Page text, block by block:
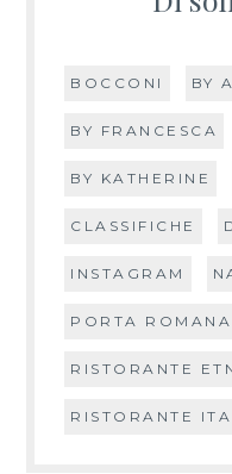
BOCCONI BY
BY FRANCESCA
BY KATHERINE
CLASSIFICHE
INSTAGRAM
PORTA ROMANA
RISTORANTE
RISTORANTE